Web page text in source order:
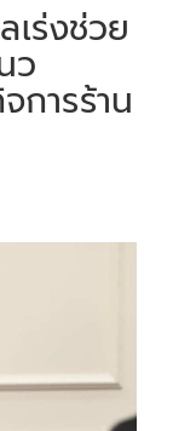
เร่งช่วย
ว
ารร้าน